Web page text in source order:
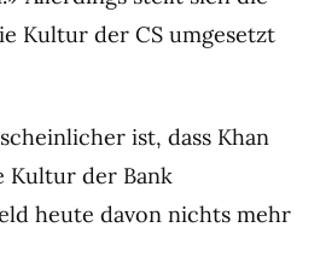
Kultur der CS umgesetzt
ist, dass Khan
Kultur der Bank
heute davon nichts mehr